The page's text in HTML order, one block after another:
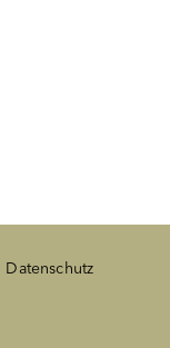
Datenschutz